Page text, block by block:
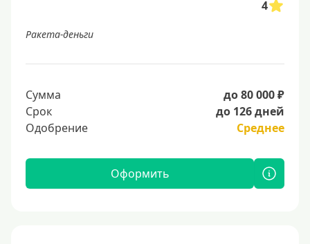
4
Ракета-деньги
Сумма
до 80 000 ₽
Срок
до 126 дней
Одобрение
Среднее
Оформить